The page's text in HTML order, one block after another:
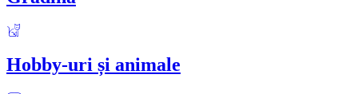
Hobby-uri și animale